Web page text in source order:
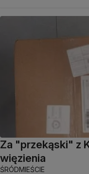
Za "przekąski" z
więzienia
ŚRÓDMIEŚCIE